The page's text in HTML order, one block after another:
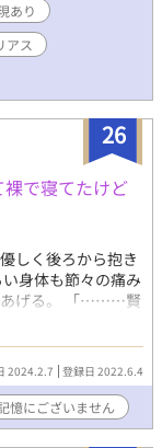
あり
アス
26
で寝てたけど
しく後ろから抱き
身体も節々の痛み
あげる。 「………賢
かわかってしまっ
5時じゃん。もう
くて優しかった。
めんな、無理させ
また腹壊すから
を埋めて唇を寄せ
2024.2.7 登録日 2022.6.4
憶にございません